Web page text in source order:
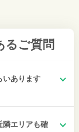
るご質問
いあります
隣エリアも確